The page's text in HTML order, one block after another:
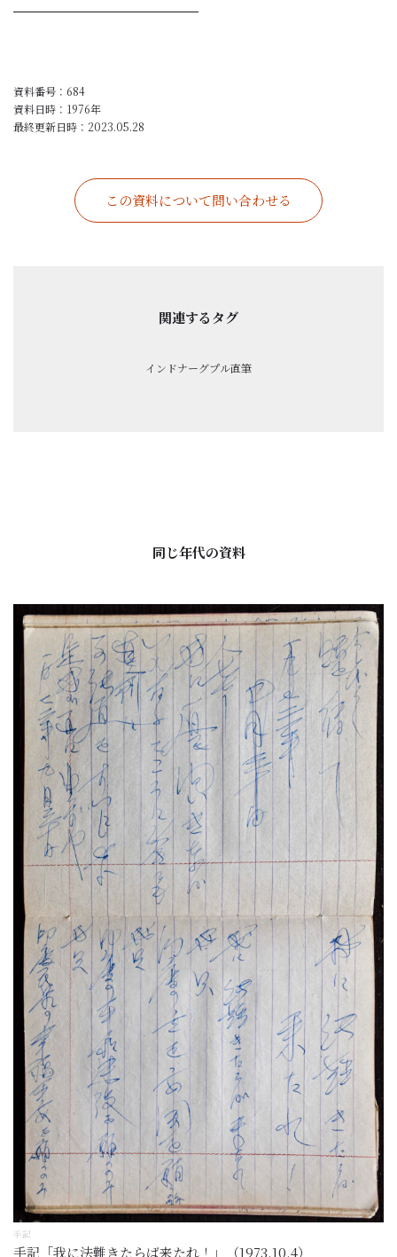
資料番号：684
資料日時： 1976年
最終更新日時： 2023.05.28
この資料について問い合わせる
関連するタグ
インドナーグプル直筆
同じ年代の資料
手記
手記「我に法難きたらば来たれ！」（1973.10.4）